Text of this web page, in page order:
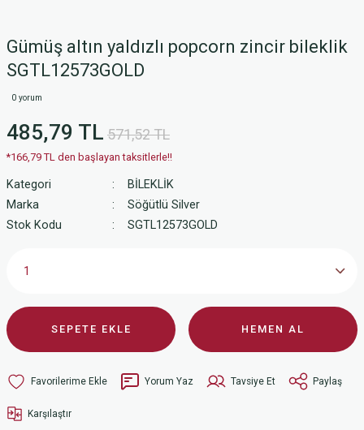
Gümüş altın yaldızlı popcorn zincir bileklik
SGTL12573GOLD
0 yorum
485,79 TL 571,52 TL
*166,79 TL den başlayan taksitlerle!!
Kategori
BİLEKLİK
Marka
Söğütlü Silver
Stok Kodu
SGTL12573GOLD
SEPETE EKLE HEMEN AL
Yorum Yaz Tavsiye Et Paylaş
Karşılaştır